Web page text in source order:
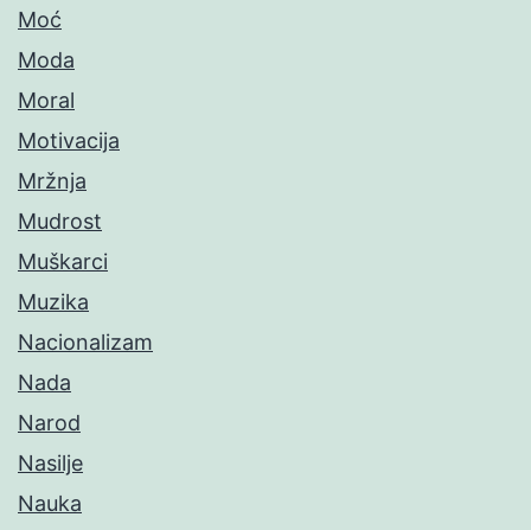
Moć
Moda
Moral
Motivacija
Mržnja
Mudrost
Muškarci
Muzika
Nacionalizam
Nada
Narod
Nasilje
Nauka